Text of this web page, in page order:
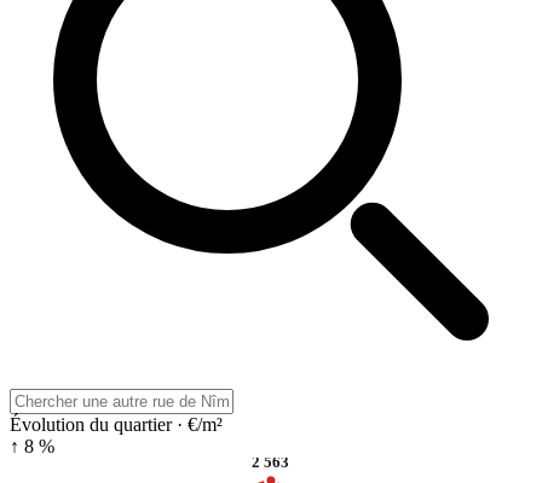
Évolution du quartier · €/m²
↑ 8 %
2 563